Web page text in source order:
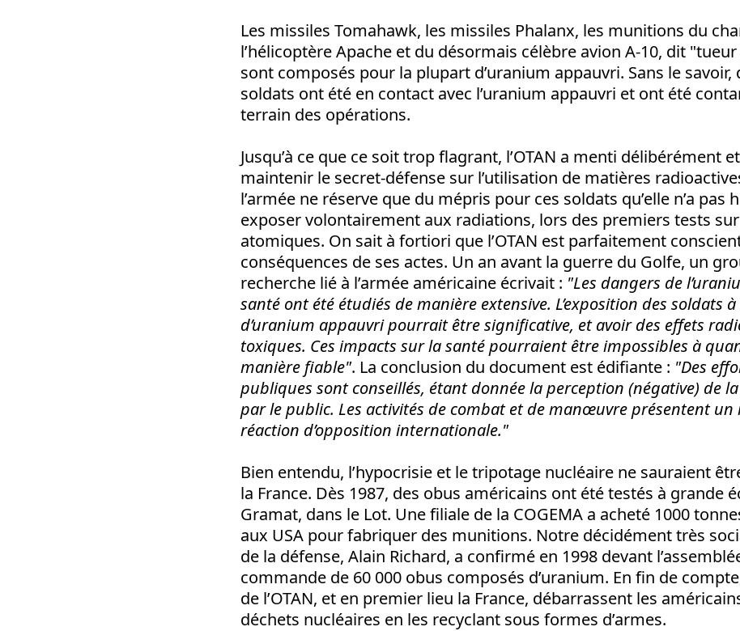
Les missiles Tomahawk, les missiles Phalanx, les munitions du
l’hélicoptère Apache et du désormais célèbre avion A-10, dit
sont composés pour la plupart d’uranium appauvri. Sans le savoir,
soldats ont été en contact avec l’uranium appauvri et ont été
terrain des opérations.
Jusqu’à ce que ce soit trop flagrant, l’OTAN a menti délibérément
maintenir le secret-défense sur l’utilisation de matières
l’armée ne réserve que du mépris pour ces soldats qu’elle n’a pas
exposer volontairement aux radiations, lors des premiers tests
atomiques. On sait à fortiori que l’OTAN est parfaitement
conséquences de ses actes. Un an avant la guerre du Golfe, un
recherche lié à l’armée américaine écrivait : "Les dangers de
santé ont été étudiés de manière extensive. L’exposition des soldats
d’uranium appauvri pourrait être significative, et avoir des effets
toxiques. Ces impacts sur la santé pourraient être impossibles à
manière fiable". La conclusion du document est édifiante : "Des
publiques sont conseillés, étant donnée la perception (négative) de
par le public. Les activités de combat et de manœuvre présentent un
réaction d’opposition internationale."
Bien entendu, l’hypocrisie et le tripotage nucléaire ne sauraient
la France. Dès 1987, des obus américains ont été testés à grande
Gramat, dans le Lot. Une filiale de la COGEMA a acheté 1000
aux USA pour fabriquer des munitions. Notre décidément très
de la défense, Alain Richard, a confirmé en 1998 devant
commande de 60 000 obus composés d’uranium. En fin de
de l’OTAN, et en premier lieu la France, débarrassent les
déchets nucléaires en les recyclant sous formes d’armes.